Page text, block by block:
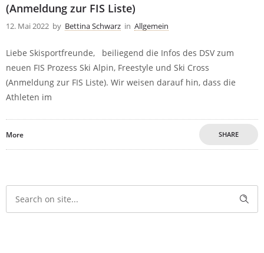
(Anmeldung zur FIS Liste)
12. Mai 2022 by Bettina Schwarz in Allgemein
Liebe Skisportfreunde, beiliegend die Infos des DSV zum
neuen FIS Prozess Ski Alpin, Freestyle und Ski Cross
(Anmeldung zur FIS Liste). Wir weisen darauf hin, dass die
Athleten im
More SHARE